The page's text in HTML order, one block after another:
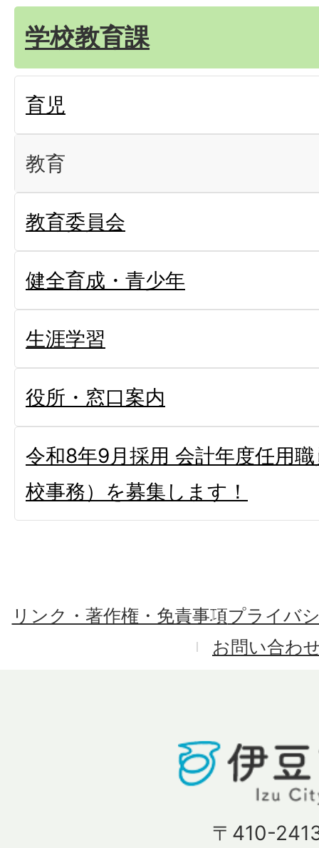
学校教育課
育児
教育
教育委員会
健全育成・青少年
生涯学習
役所・窓口案内
令和8年9月採用 会計年度任用
校事務）を募集します！
リンク・著作権・免責事項プライバ
お問い合わ
〒410-